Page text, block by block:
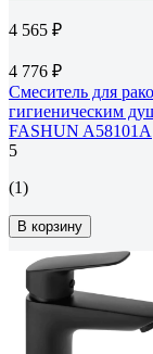
4 565 ₽
4 776 ₽
Смеситель для
гигиеническим
FASHUN A58101A
5
(1)
В корзину